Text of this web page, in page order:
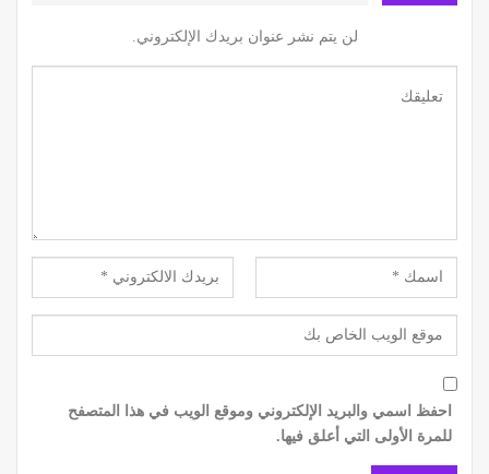
لن يتم نشر عنوان بريدك الإلكتروني.
احفظ اسمي والبريد الإلكتروني وموقع الويب في هذا المتصفح
للمرة الأولى التي أعلق فيها.